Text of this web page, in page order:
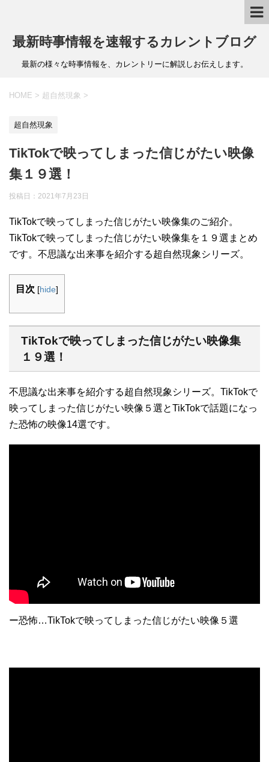
最新時事情報を速報するカレントブログ
最新の様々な時事情報を、カレントリーに解説しお伝えします。
HOME > 超自然現象 >
超自然現象
TikTokで映ってしまった信じがたい映像
集１９選！
投稿日： 2021年7月23日
TikTokで映ってしまった信じがたい映像集のご紹介。
TikTokで映ってしまった信じがたい映像集を１９選まとめ
です。不思議な出来事を紹介する超自然現象シリーズ。
目次 [hide]
TikTokで映ってしまった信じがたい映像集
１９選！
不思議な出来事を紹介する超自然現象シリーズ。TikTokで
映ってしまった信じがたい映像５選とTikTokで話題になっ
た恐怖の映像14選です。
ー恐怖…TikTokで映ってしまった信じがたい映像５選